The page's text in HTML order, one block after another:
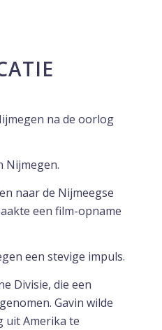
na de oorlog
Nijmegen.
naar de Nijmeegse
een film-opname
een stevige impuls.
Divisie, die een
Gavin wilde
uit Amerika te